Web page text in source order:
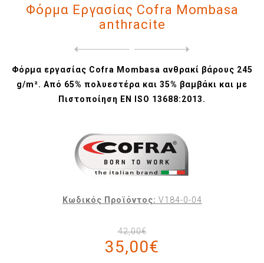
Φόρμα Εργασίας Cofra Mombasa
anthracite
Φόρμα εργασίας Cofra Mombasa ανθρακί βάρους 245
g/m². Από 65% πολυεστέρα και 35% βαμβάκι και με
Πιστοποίηση EN ISO 13688:2013.
Κωδικός Προϊόντος: V184-0-04
42,00€
35,00€